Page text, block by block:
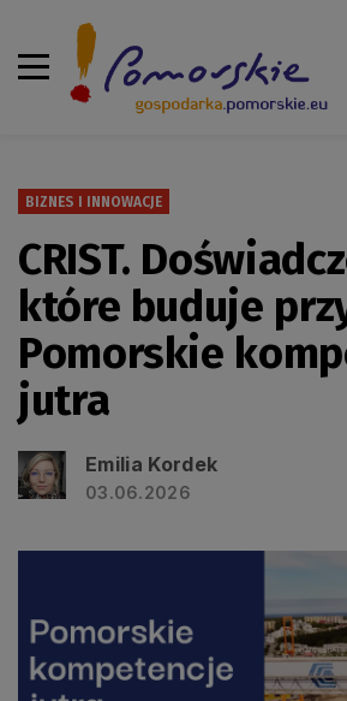
BIZNES I INNOWACJE
CRIST.
które buduje
Pomorskie
jutra
Emilia Kordek
03.06.2026